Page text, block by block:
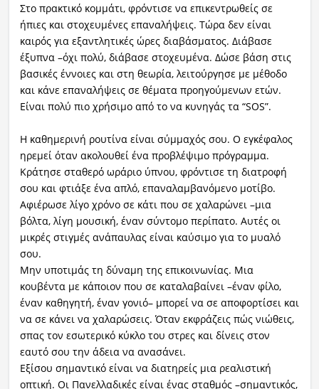
Στο πρακτικό κομμάτι, φρόντισε να επικεντρωθείς σε
ήπιες και στοχευμένες επαναλήψεις. Τώρα δεν είναι
καιρός για εξαντλητικές ώρες διαβάσματος. Διάβασε
έξυπνα –όχι πολύ, διάβασε στοχευμένα. Δώσε βάση στις
βασικές έννοιες και στη θεωρία, λειτούργησε με μέθοδο
και κάνε επαναλήψεις σε θέματα προηγούμενων ετών.
Είναι πολύ πιο χρήσιμο από το να κυνηγάς τα “SOS”.
Η καθημερινή ρουτίνα είναι σύμμαχός σου. Ο εγκέφαλος
ηρεμεί όταν ακολουθεί ένα προβλέψιμο πρόγραμμα.
Κράτησε σταθερό ωράριο ύπνου, φρόντισε τη διατροφή
σου και φτιάξε ένα απλό, επαναλαμβανόμενο μοτίβο.
Αφιέρωσε λίγο χρόνο σε κάτι που σε χαλαρώνει –μια
βόλτα, λίγη μουσική, έναν σύντομο περίπατο. Αυτές οι
μικρές στιγμές ανάπαυλας είναι καύσιμο για το μυαλό
σου.
Μην υποτιμάς τη δύναμη της επικοινωνίας. Μια
κουβέντα με κάποιον που σε καταλαβαίνει –έναν φίλο,
έναν καθηγητή, έναν γονιό– μπορεί να σε αποφορτίσει και
να σε κάνει να χαλαρώσεις. Όταν εκφράζεις πώς νιώθεις,
σπας τον εσωτερικό κύκλο του στρες και δίνεις στον
εαυτό σου την άδεια να ανασάνει.
Εξίσου σημαντικό είναι να διατηρείς μια ρεαλιστική
οπτική. Οι Πανελλαδικές είναι ένας σταθμός –σημαντικός,